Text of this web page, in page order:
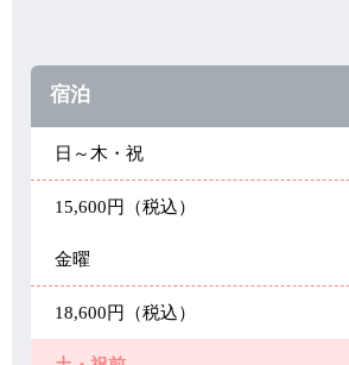
宿泊
日～木・祝
15,600円（税込）
金曜
18,600円（税込）